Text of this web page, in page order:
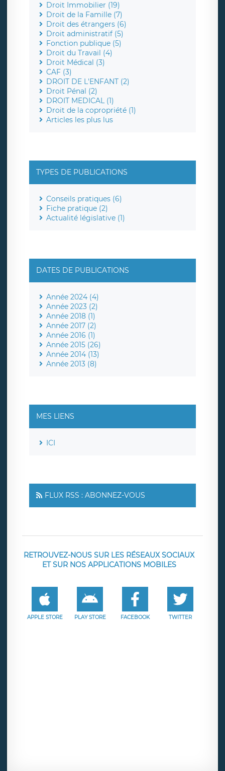
Droit Immobilier (19)
Droit de la Famille (7)
Droit des étrangers (6)
Droit administratif (5)
Fonction publique (5)
Droit du Travail (4)
Droit Médical (3)
CAF (3)
DROIT DE L'ENFANT (2)
Droit Pénal (2)
DROIT MEDICAL (1)
Droit de la copropriété (1)
Articles les plus lus
TYPES DE PUBLICATIONS
Conseils pratiques (6)
Fiche pratique (2)
Actualité législative (1)
DATES DE PUBLICATIONS
Année 2024 (4)
Année 2023 (2)
Année 2018 (1)
Année 2017 (2)
Année 2016 (1)
Année 2015 (26)
Année 2014 (13)
Année 2013 (8)
MES LIENS
ICI
FLUX RSS : ABONNEZ-VOUS
RETROUVEZ-NOUS SUR LES RÉSEAUX SOCIAUX
ET SUR NOS APPLICATIONS MOBILES
APPLE STORE PLAY STORE FACEBOOK TWITTER